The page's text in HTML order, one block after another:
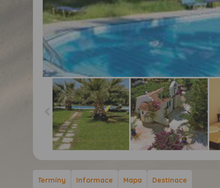
Hotel Aggelos
Hotel Aggelos
Termíny
Informace Mapa Destinace